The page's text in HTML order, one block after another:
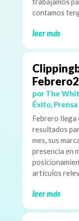
contamos
leer más
por The
Éxito, Prensa
Febrero llega
resultados
mes, sus
presencia en
artículos
leer más